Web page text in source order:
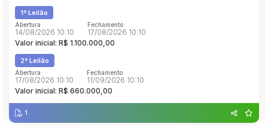
Abertura
07/08/2026 10:35
10/08/2026 10:35
Valor inicial: R$ 169.000,00
Abertura
10/08/2026 10:35
04/09/2026 10:35
Valor inicial: R$ 147.912,25
1